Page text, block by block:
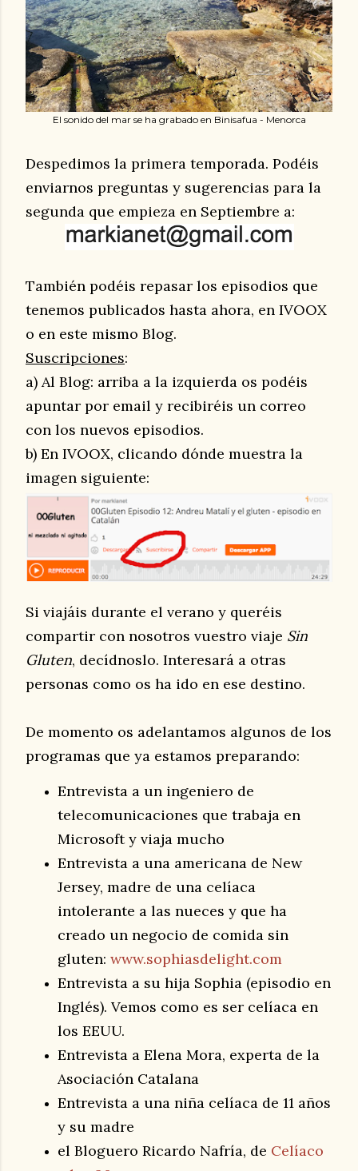
El sonido del mar se ha grabado en Binisafua - Menorca
Despedimos la primera temporada. Podéis
enviarnos preguntas y sugerencias para la
segunda que empieza en Septiembre a:
También podéis repasar los episodios que
tenemos publicados hasta ahora, en IVOOX
o en este mismo Blog.
Suscripciones:
a) Al Blog: arriba a la izquierda os podéis
apuntar por email y recibiréis un correo
con los nuevos episodios.
b) En IVOOX, clicando dónde muestra la
imagen siguiente:
Si viajáis durante el verano y queréis
compartir con nosotros vuestro viaje Sin
Gluten, decídnoslo. Interesará a otras
personas como os ha ido en ese destino.
De momento os adelantamos algunos de los
programas que ya estamos preparando:
Entrevista a un ingeniero de
telecomunicaciones que trabaja en
Microsoft y viaja mucho
Entrevista a una americana de New
Jersey, madre de una celíaca
intolerante a las nueces y que ha
creado un negocio de comida sin
gluten: www.sophiasdelight.com
Entrevista a su hija Sophia (episodio en
Inglés). Vemos como es ser celíaca en
los EEUU.
Entrevista a Elena Mora, experta de la
Asociación Catalana
Entrevista a una niña celíaca de 11 años
y su madre
el Bloguero Ricardo Nafría, de Celíaco